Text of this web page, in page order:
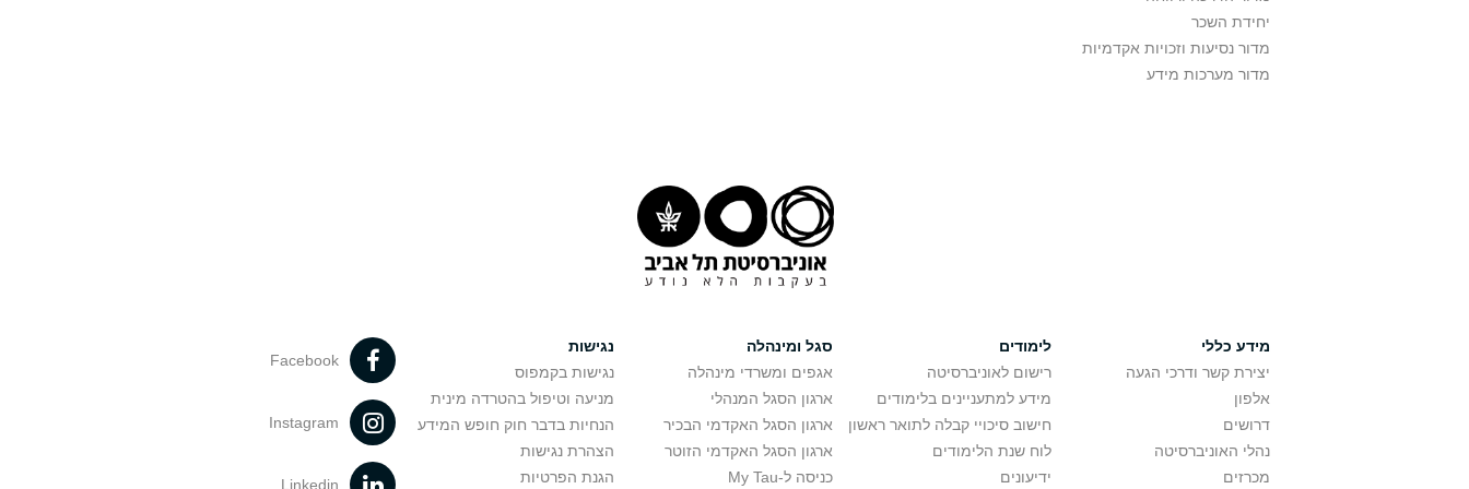
יחידת השכר
מדור נסיעות וזכויות אקדמיות
מדור מערכות מידע
מידע כללי
יצירת קשר ודרכי הגעה
אלפון
דרושים
נהלי האוניברסיטה
מכרזים
לימודים
רישום לאוניברסיטה
מידע למתעניינים בלימודים
חישוב סיכויי קבלה לתואר ראשון
לוח שנת הלימודים
ידיעונים
סגל ומינהלה
אגפים ומשרדי מינהלה
ארגון הסגל המנהלי
ארגון הסגל האקדמי הבכיר
ארגון הסגל האקדמי הזוטר
כניסה ל-My Tau
נגישות
נגישות בקמפוס
מניעה וטיפול בהטרדה מינית
הנחיות בדבר חוק חופש המידע
הצהרת נגישות
הגנת הפרטיות
Facebook
Instagram
Linkedin